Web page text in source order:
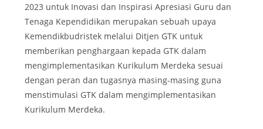
2023 untuk Inovasi dan Inspirasi Apresiasi Guru dan
Tenaga Kependidikan merupakan sebuah upaya
Kemendikbudristek melalui Ditjen GTK untuk
memberikan penghargaan kepada GTK dalam
mengimplementasikan Kurikulum Merdeka sesuai
dengan peran dan tugasnya masing-masing guna
menstimulasi GTK dalam mengimplementasikan
Kurikulum Merdeka.